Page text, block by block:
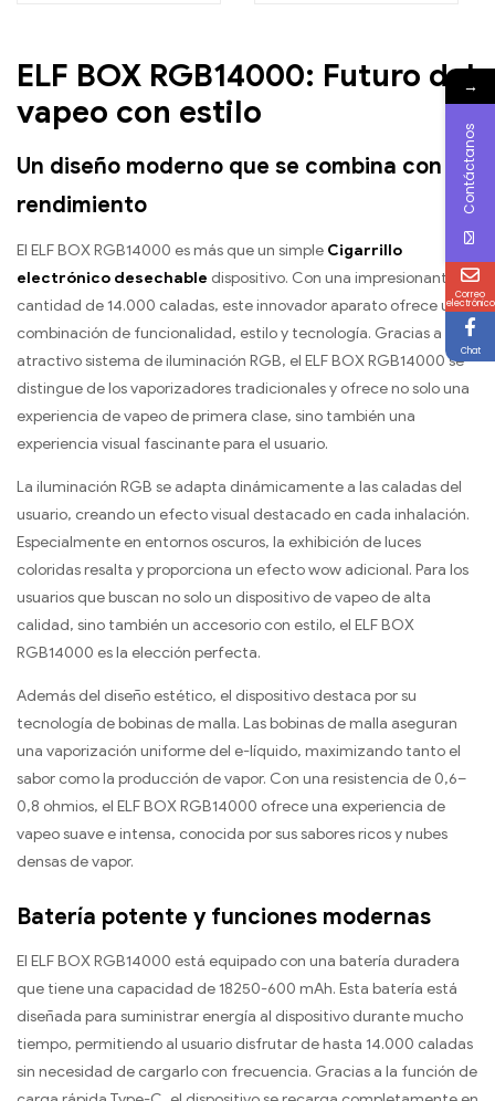
ELF BOX RGB14000: Futuro del
vapeo con estilo
Un diseño moderno que se combina con
rendimiento
El ELF BOX RGB14000 es más que un simple Cigarrillo
electrónico desechable dispositivo. Con una impresionante
cantidad de 14.000 caladas, este innovador aparato ofrece una
combinación de funcionalidad, estilo y tecnología. Gracias a su
atractivo sistema de iluminación RGB, el ELF BOX RGB14000 se
distingue de los vaporizadores tradicionales y ofrece no solo una
experiencia de vapeo de primera clase, sino también una
experiencia visual fascinante para el usuario.
La iluminación RGB se adapta dinámicamente a las caladas del
usuario, creando un efecto visual destacado en cada inhalación.
Especialmente en entornos oscuros, la exhibición de luces
coloridas resalta y proporciona un efecto wow adicional. Para los
usuarios que buscan no solo un dispositivo de vapeo de alta
calidad, sino también un accesorio con estilo, el ELF BOX
RGB14000 es la elección perfecta.
Además del diseño estético, el dispositivo destaca por su
tecnología de bobinas de malla. Las bobinas de malla aseguran
una vaporización uniforme del e-líquido, maximizando tanto el
sabor como la producción de vapor. Con una resistencia de 0,6–
0,8 ohmios, el ELF BOX RGB14000 ofrece una experiencia de
vapeo suave e intensa, conocida por sus sabores ricos y nubes
densas de vapor.
Batería potente y funciones modernas
El ELF BOX RGB14000 está equipado con una batería duradera
que tiene una capacidad de 18250-600 mAh. Esta batería está
diseñada para suministrar energía al dispositivo durante mucho
tiempo, permitiendo al usuario disfrutar de hasta 14.000 caladas
sin necesidad de cargarlo con frecuencia. Gracias a la función de
→
Contáctanos
Correo
electrónico
Chat